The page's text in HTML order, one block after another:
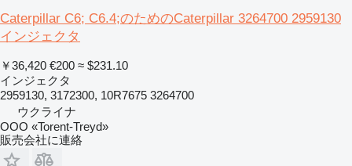
Caterpillar C6; C6.4;のためのCaterpillar 3264700 2959130
インジェクタ
￥36,420 €200 ≈ $231.10
インジェクタ
2959130, 3172300, 10R7675 3264700
ウクライナ
OOO «Torent-Treyd»
販売会社に連絡